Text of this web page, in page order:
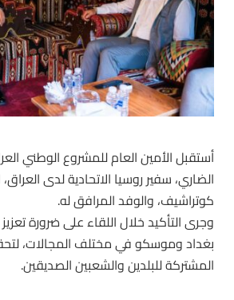
أستقبل الأمين العام للمشروع الوطني
الضاري، سفير روسيا الاتحادية لدى
كوتراشيف، والوفد المرافق له.
وجرى التأكيد خلال اللقاء على ضرورة تعزيز
بغداد وموسكو في مختلف المجالات،
المشتركة للبلدين والشعبين الصديقين.